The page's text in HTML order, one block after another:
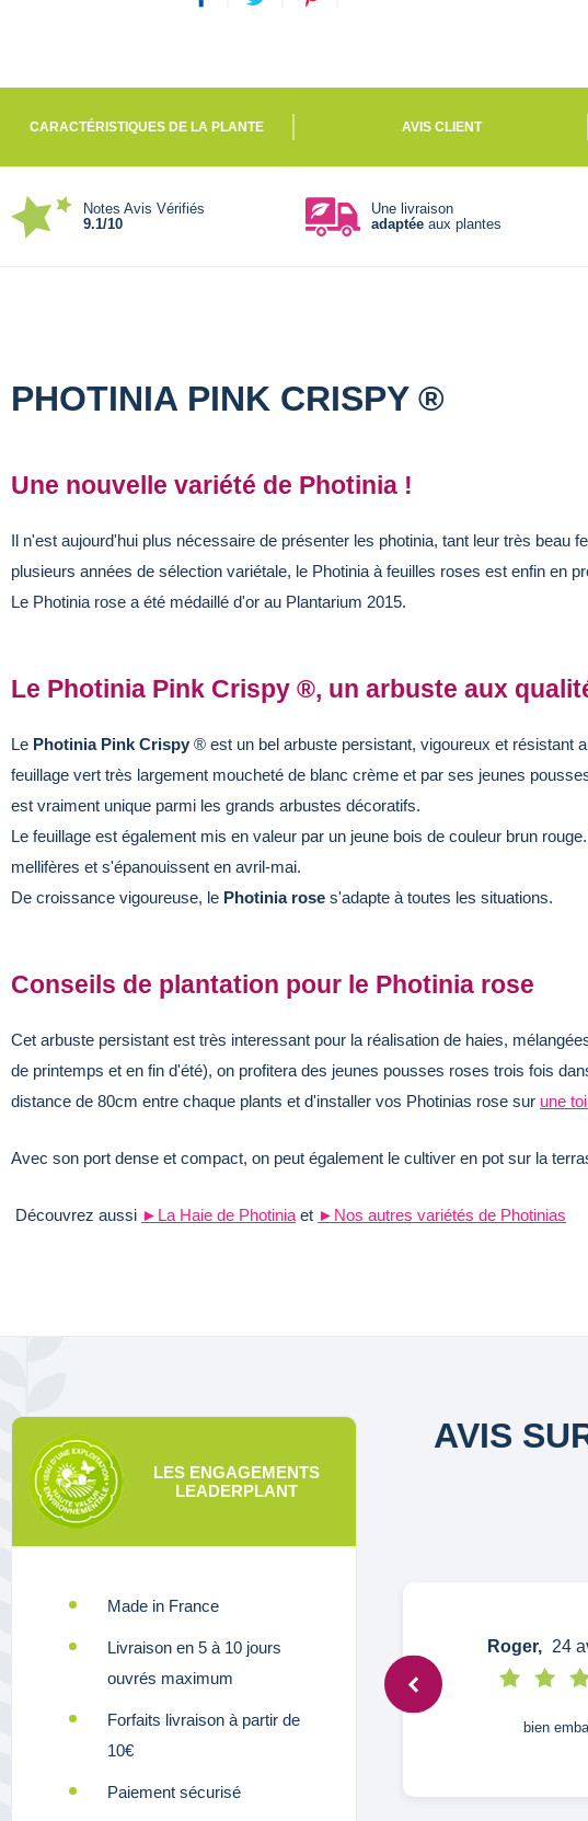
CARACTÉRISTIQUES DE LA PLANTE AVIS CLIENT
Notes Avis Vérifiés
9.1/10
Une livraison
adaptéeaux plantes
PHOTINIA PINK CRISPY ®
Une nouvelle variété de Photinia !
Il n'est aujourd'hui plus nécessaire de présenter les photinia, tant leur très beau
plusieurs années de sélection variétale, le Photinia à feuilles roses est enfin en
Le Photinia rose a été médaillé d'or au Plantarium 2015.
Le Photinia Pink Crispy ®, un arbuste aux
Le Photinia Pink Crispy ® est un bel arbuste persistant, vigoureux et résistant
feuillage vert très largement moucheté de blanc crème et par ses jeunes
est vraiment unique parmi les grands arbustes décoratifs.
Le feuillage est également mis en valeur par un jeune bois de couleur brun
mellifères et s'épanouissent en avril-mai.
De croissance vigoureuse, le Photinia rose s'adapte à toutes les situations.
Conseils de plantation pour le Photinia rose
Cet arbuste persistant est très interessant pour la réalisation de haies,
de printemps et en fin d'été), on profitera des jeunes pousses roses trois fois
distance de 80cm entre chaque plants et d'installer vos Photinias rose sur une
Avec son port dense et compact, on peut également le cultiver en pot sur la
Découvrez aussi ►La Haie de Photinia et ►Nos autres variétés de Photinias
LES ENGAGEMENTS
LEADERPLANT
Made in France
Livraison en 5 à 10 jours
ouvrés maximum
Forfaits livraison à partir de
10€
Paiement sécurisé
AVIS
Anonymous, 8 déc. 2023
Conforme à la description.
Roger, 24
bien